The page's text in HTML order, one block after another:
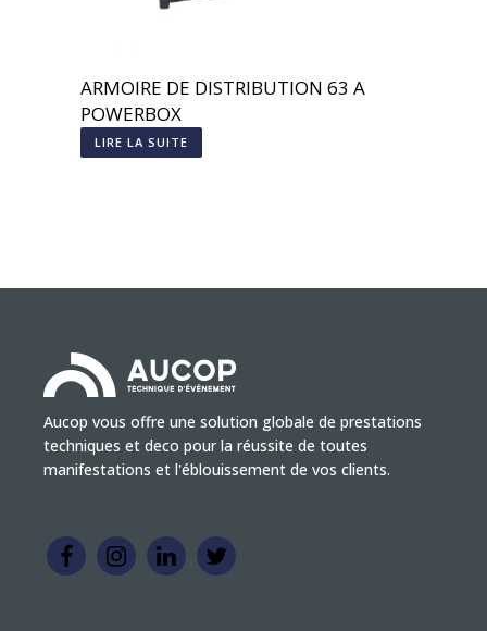
ARMOIRE DE DISTRIBUTION 63 A
POWERBOX
LIRE LA SUITE
Aucop vous offre une solution globale de prestations
techniques et deco pour la réussite de toutes
manifestations et l'éblouissement de vos clients.